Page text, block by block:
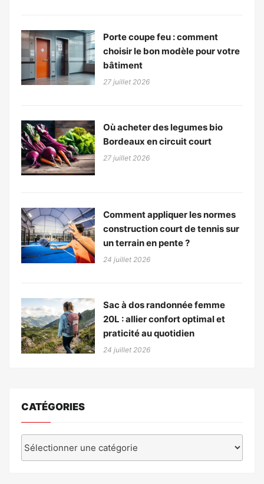
Porte coupe feu : comment
choisir le bon modèle pour votre
bâtiment
27 juillet 2026
Où acheter des legumes bio
Bordeaux en circuit court
27 juillet 2026
Comment appliquer les normes
construction court de tennis sur
un terrain en pente ?
24 juillet 2026
Sac à dos randonnée femme
20L : allier confort optimal et
praticité au quotidien
24 juillet 2026
CATÉGORIES